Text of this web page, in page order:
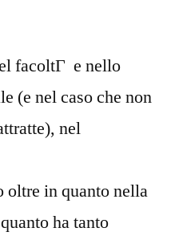
facoltГ e nello
(e nel caso che non
nel
in quanto nella
ha tanto